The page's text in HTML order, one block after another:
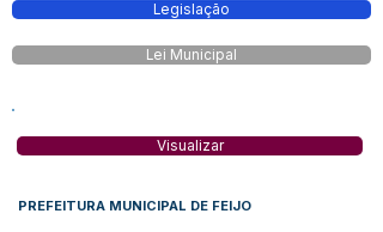
Legislação
Lei Municipal
Visualizar
PREFEITURA MUNICIPAL DE FEIJO